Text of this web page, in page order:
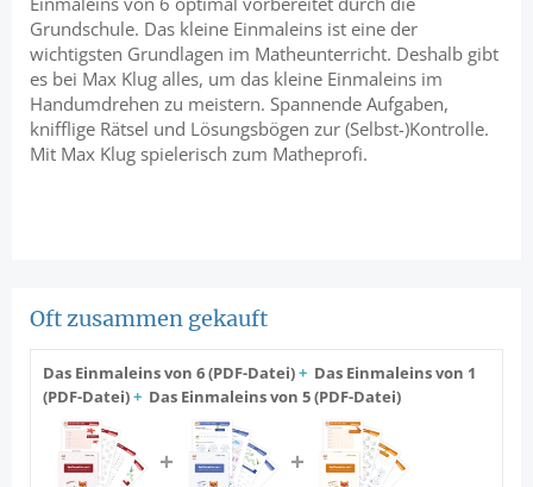
Grundschule. Das kleine Einmaleins ist eine der
wichtigsten Grundlagen im Matheunterricht. Deshalb gibt
es bei Max Klug alles, um das kleine Einmaleins im
Handumdrehen zu meistern. Spannende Aufgaben,
knifflige Rätsel und Lösungsbögen zur (Selbst-)Kontrolle.
Mit Max Klug spielerisch zum Matheprofi.
Oft zusammen gekauft
Das Einmaleins von 6 (PDF-Datei)+ Das Einmaleins von 1
(PDF-Datei)+ Das Einmaleins von 5 (PDF-Datei)